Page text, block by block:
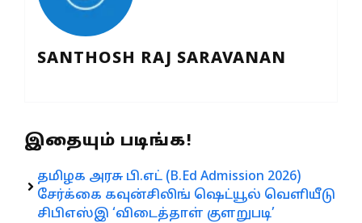
SANTHOSH RAJ SARAVANAN
இதையும் படிங்க!
தமிழக அரசு பி.எட் (B.Ed Admission 2026)
சேர்க்கை கவுன்சிலிங் ஷெட்யூல் வெளியீடு
சிபிஎஸ்இ ‘விடைத்தாள் குளறுபடி’